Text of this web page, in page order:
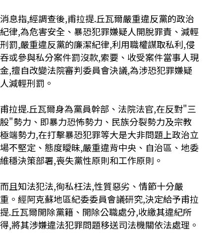
消息指,經調查後,甫拉提.丘瓦爾嚴重違反黨的政治
紀律,為危害安全、暴恐犯罪嫌疑人開脫罪責、減輕
刑罰,嚴重違反黨的廉潔紀律,利用職權謀取私利,侵
吞或參與私分案件罰沒款,索要、收受案件當事人現
金,擅自改變法院審判委員會決議,為涉恐犯罪嫌疑
人減輕刑罰。
甫拉提.丘瓦爾身為黨員幹部、法院法官,在反對"三
股"勢力、即暴力恐怖勢力、民族分裂勢力及宗教
極端勢力,在打擊暴恐犯罪等大是大非問題上政治立
場不堅定、態度曖昧,嚴重違背中央、自治區、地委
維穩決策部署,喪失黨性原則和工作原則。
而且知法犯法,徇私枉法,性質惡劣、情節十分嚴
重。經阿克蘇地區紀委委員會議研究,決定給予甫拉
提.丘瓦爾開除黨籍、開除公職處分,收繳其違紀所
得,將其涉嫌違法犯罪問題移送司法機關依法處理。